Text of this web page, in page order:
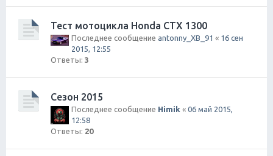
Тест мотоцикла Honda CTX 1300
Последнее сообщение antonny_XB_91 « 16 сен
2015, 12:55
Ответы: 3
Сезон 2015
Последнее сообщение Himik « 06 май 2015,
12:58
Ответы: 20